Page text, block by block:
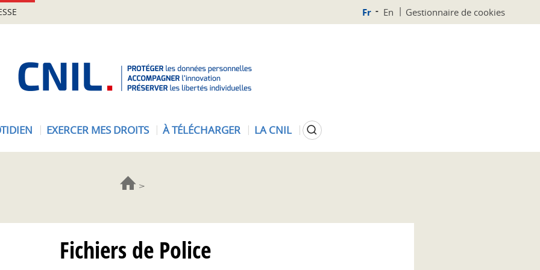
Fr En Gestionnaire de cookies
EXERCER MES DROITS À TÉLÉCHARGER LA CNIL Rechercher
Fichiers de Police